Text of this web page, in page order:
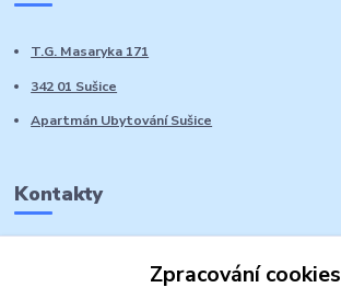
T.G. Masaryka 171
342 01 Sušice
Apartmán Ubytování Sušice
Kontakty
Zpracování cookies